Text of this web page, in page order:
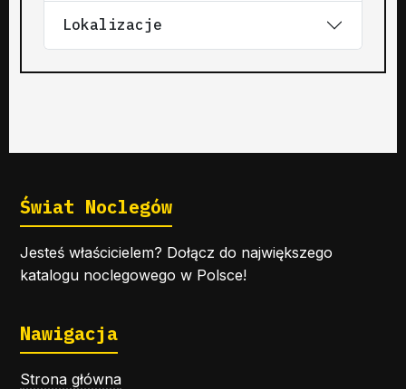
Lokalizacje
Świat Noclegów
Jesteś właścicielem? Dołącz do największego
katalogu noclegowego w Polsce!
Nawigacja
Strona główna